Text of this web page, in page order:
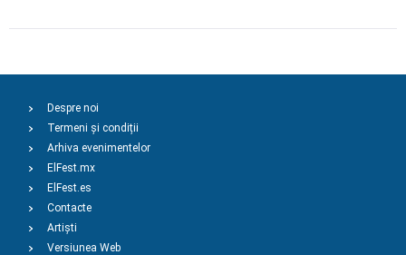
Despre noi
Termeni și condiții
Arhiva evenimentelor
ElFest.mx
ElFest.es
Contacte
Artiști
Versiunea Web